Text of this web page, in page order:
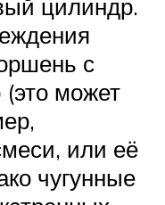
цилиндр.
с
может
или её
чугунные